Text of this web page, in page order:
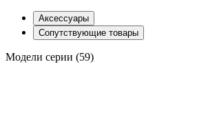
Аксессуары
Сопутствующие товары
Модели серии (59)